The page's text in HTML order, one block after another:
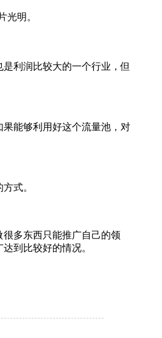
光明。
利润比较大的一个行业，但
能够利用好这个流量池，对
式。
多东西只能推广自己的领
到比较好的情况。